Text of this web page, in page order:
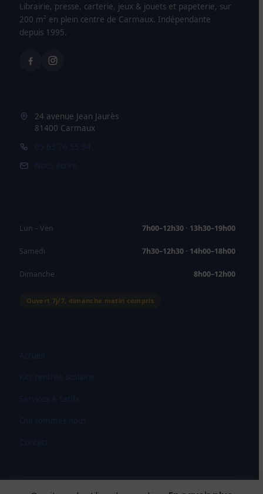
Librairie, presse, carterie, jeux & jouets et papeterie, sur
200 m² en plein centre de Carmaux. Indépendante
depuis 1995.
24 avenue Jean Jaurès
81400 Carmaux
05 63 76 55 94
Nous écrire
Lun – Ven 7h00–12h30 · 13h30–19h00
Samedi 7h30–12h30 · 14h00–18h00
Dimanche 8h00–12h00
Ouvert 7j/7, dimanche matin compris
Accueil
Kits rentrée scolaire
Services & tarifs
Qui sommes-nous
Contact